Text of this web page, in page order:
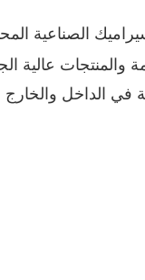
في الداخل والخارج